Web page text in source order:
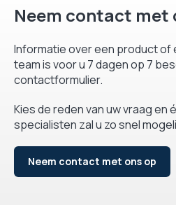
Neem contact met
Informatie over een product of
team is voor u 7 dagen op 7
contactformulier.
Kies de reden van uw vraag en
specialisten zal u zo snel
Neem contact met ons op